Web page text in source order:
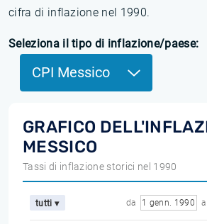
cifra di inflazione nel 1990.
Seleziona il tipo di inflazione/paese:
CPI Messico
GRAFICO
MESSICO
Tassi di inflazione storici nel 1990
tutti ▾ da 1 genn. 1990 a